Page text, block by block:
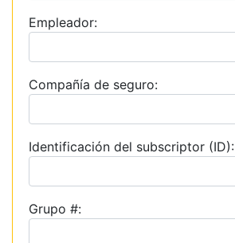
Empleador:
Compañía de seguro:
Identificación del subscriptor (ID):
Grupo #: